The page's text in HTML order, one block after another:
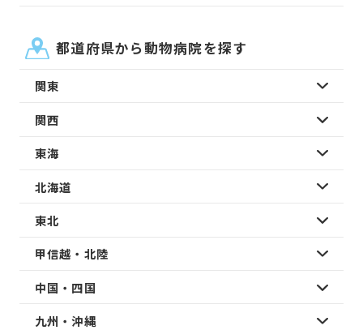
都道府県から動物病院を探す
関東
関西
東海
北海道
東北
甲信越・北陸
中国・四国
九州・沖縄